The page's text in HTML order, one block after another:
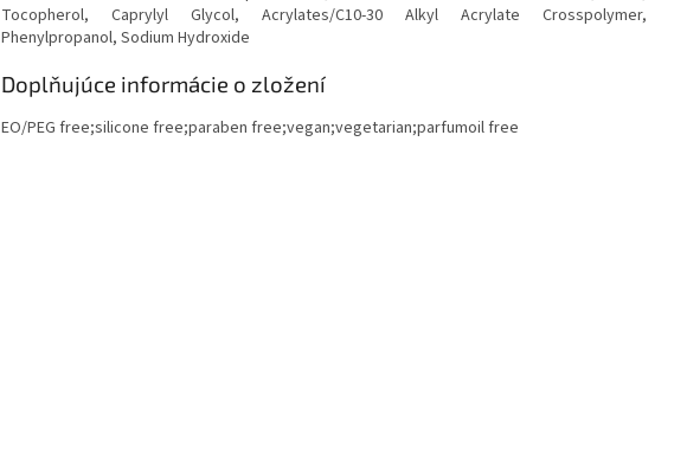
Tocopherol, Caprylyl Glycol, Acrylates/C10-30 Alkyl Acrylate Crosspolymer,
Phenylpropanol, Sodium Hydroxide
Doplňujúce informácie o zložení
EO/PEG free;silicone free;paraben free;vegan;vegetarian;parfumoil free